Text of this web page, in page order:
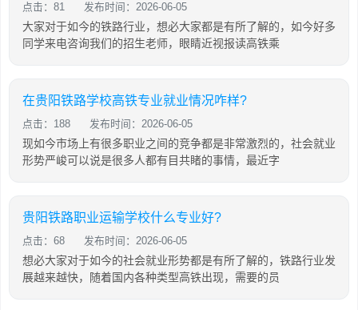
点击：81 发布时间：2026-06-05
大家对于如今的铁路行业，想必大家都是有所了解的，如今好多
同学来电咨询我们的招生老师，眼睛近视报读高铁乘
在贵阳铁路学校高铁专业就业情况咋样?
点击：188 发布时间：2026-06-05
现如今市场上有很多职业之间的竞争都是非常激烈的，社会就业
形势严峻可以说是很多人都有目共睹的事情，最近字
贵阳铁路职业运输学校什么专业好?
点击：68 发布时间：2026-06-05
想必大家对于如今的社会就业形势都是有所了解的，铁路行业发
展越来越快，随着国内各种类型高铁出现，需要的员